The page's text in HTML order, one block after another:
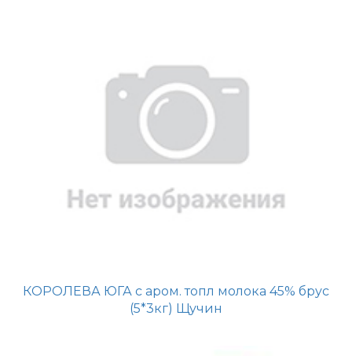
КОРОЛЕВА ЮГА с аром. топл молока 45% брус
(5*3кг) Щучин